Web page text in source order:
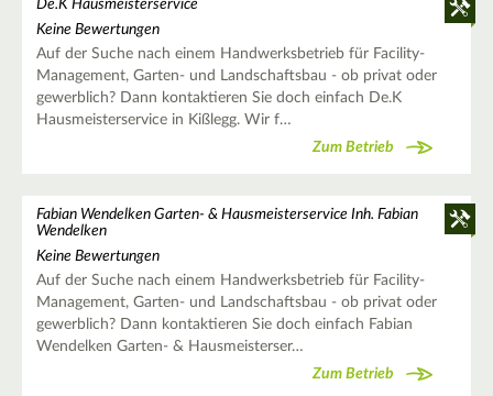
De.K Hausmeisterservice
Keine Bewertungen
Auf der Suche nach einem Handwerksbetrieb für Facility-
Management, Garten- und Landschaftsbau - ob privat oder
gewerblich? Dann kontaktieren Sie doch einfach De.K
Hausmeisterservice in Kißlegg. Wir f…
Zum Betrieb
Fabian Wendelken Garten- & Hausmeisterservice Inh. Fabian
Wendelken
Keine Bewertungen
Auf der Suche nach einem Handwerksbetrieb für Facility-
Management, Garten- und Landschaftsbau - ob privat oder
gewerblich? Dann kontaktieren Sie doch einfach Fabian
Wendelken Garten- & Hausmeisterser…
Zum Betrieb